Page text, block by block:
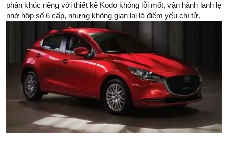
phân khúc riêng với thiết kế Kodo không lỗi mốt, vận hành lanh lẹ
nhờ hộp số 6 cấp, nhưng không gian lại là điểm yếu chí tử.